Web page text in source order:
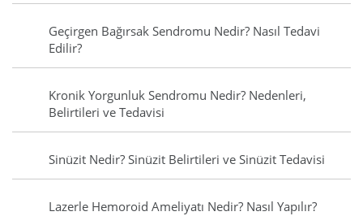
Geçirgen Bağırsak Sendromu Nedir? Nasıl Tedavi
Edilir?
Kronik Yorgunluk Sendromu Nedir? Nedenleri,
Belirtileri ve Tedavisi
Sinüzit Nedir? Sinüzit Belirtileri ve Sinüzit Tedavisi
Lazerle Hemoroid Ameliyatı Nedir? Nasıl Yapılır?